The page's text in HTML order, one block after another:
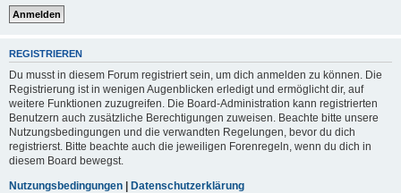
REGISTRIEREN
Du musst in diesem Forum registriert sein, um dich anmelden zu können. Die
Registrierung ist in wenigen Augenblicken erledigt und ermöglicht dir, auf
weitere Funktionen zuzugreifen. Die Board-Administration kann registrierten
Benutzern auch zusätzliche Berechtigungen zuweisen. Beachte bitte unsere
Nutzungsbedingungen und die verwandten Regelungen, bevor du dich
registrierst. Bitte beachte auch die jeweiligen Forenregeln, wenn du dich in
diesem Board bewegst.
Nutzungsbedingungen | Datenschutzerklärung